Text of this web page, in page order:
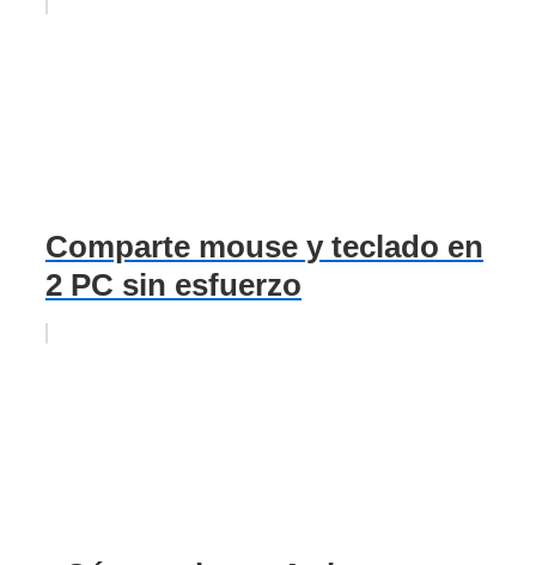
Comparte mouse y teclado en
2 PC sin esfuerzo